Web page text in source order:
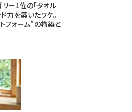
ー1位の「タオル
力を築いたワケ。
フォーム”の構築と